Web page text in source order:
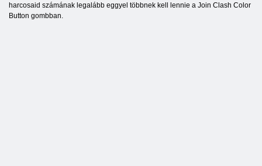
harcosaid számának legalább eggyel többnek kell lennie a Join Clash Color
Button gombban.